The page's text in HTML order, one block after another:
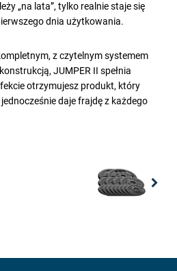
„na lata”, tylko realnie staje się
dnia użytkowania.
z czytelnym systemem
JUMPER II spełnia
otrzymujesz produkt, który
daje frajdę z każdego